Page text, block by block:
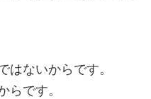
はないからです。
らです。